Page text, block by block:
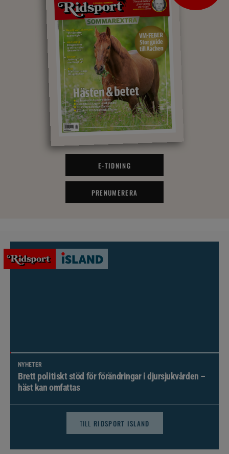
E-TIDNING
PRENUMERERA
NYHETER
Brett politiskt stöd för förändringar i djursjukvården –
häst kan omfattas
TILL RIDSPORT ISLAND